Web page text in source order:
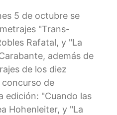
5 de octubre se
"Trans-
Rafatal, y "La
además de
de los diez
concurso de
edición: "Cuando las
Hohenleiter, y "La